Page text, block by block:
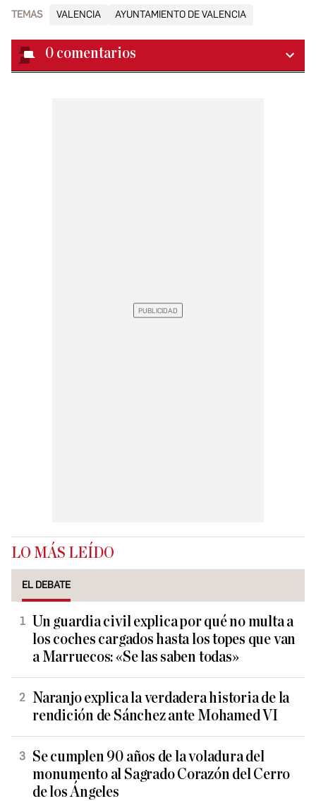
TEMAS VALENCIA AYUNTAMIENTO DE VALENCIA
0 comentarios
LO MÁS LEÍDO
EL DEBATE
Un guardia civil explica por qué no multa a
los coches cargados hasta los topes que van
a Marruecos: «Se las saben todas»
Naranjo explica la verdadera historia de la
rendición de Sánchez ante Mohamed VI
Se cumplen 90 años de la voladura del
monumento al Sagrado Corazón del Cerro
de los Ángeles